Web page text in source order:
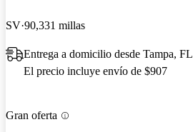
SV 90,331 millas
Entrega a domicilio desde Tampa, FL
El precio incluye envío de $907
Gran oferta